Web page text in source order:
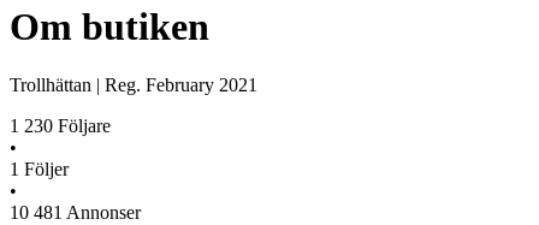
Om butiken
Trollhättan Reg. February 2021
1 230 Följare
•
1 Följer
•
10 481 Annonser